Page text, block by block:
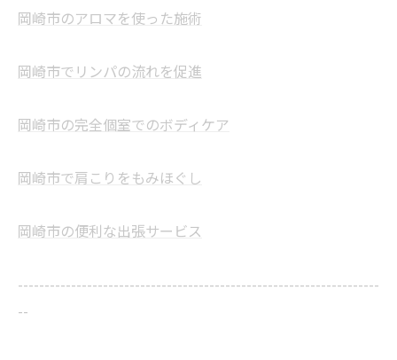
岡崎市のアロマを使った施術
岡崎市でリンパの流れを促進
岡崎市の完全個室でのボディケア
岡崎市で肩こりをもみほぐし
岡崎市の便利な出張サービス
--------------------------------------------------------------------
--